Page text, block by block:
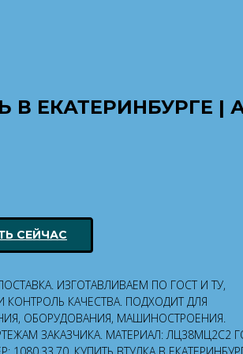
В ЕКАТЕРИНБУРГЕ |
СЕЙЧАС
ИЗГОТАВЛИВАЕМ ПО ГОСТ И ТУ,
КАЧЕСТВА. ПОДХОДИТ ДЛЯ
ОБОРУДОВАНИЯ, МАШИНОСТРОЕНИЯ.
ЗАКАЗЧИКА. МАТЕРИАЛ: ЛЦ38МЦ2С2